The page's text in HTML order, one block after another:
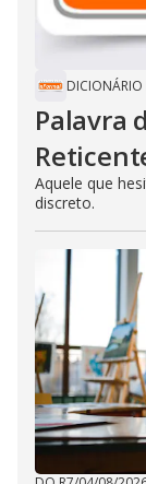
Palavra
Aquele que
discreto.